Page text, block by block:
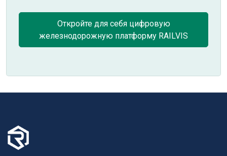
Откройте для себя цифровую
железнодорожную платформу RAILVIS